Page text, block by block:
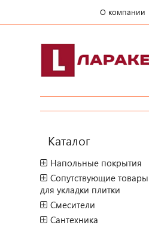
О компании
Каталог
Напольные покрытия
Сопутствующие товары
для укладки плитки
Смесители
Сантехника